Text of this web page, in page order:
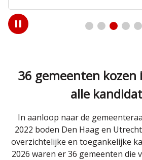
Play
/
36 gemeenten kozen
alle
In aanloop naar de
2022 boden Den Haag en
overzichtelijke en toegankelijke
2026 waren er 36 gemeenten die